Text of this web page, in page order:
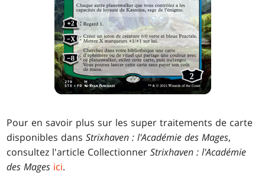
Pour en savoir plus sur les super traitements de carte
disponibles dansStrixhaven : l'Académie des Mages,
consultez l'article CollectionnerStrixhaven : l'Académie
des Mages ici.